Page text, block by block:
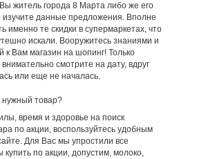
житель города 8 Марта либо же его
изучите данные предложения. Вполне
именно те скидки в супермаркетах, что
искали. Вооружитесь знаниями и
к Вам магазин на шопинг! Только
смотрите на дату, вдруг
или еще не началась.
нужный товар?
время и здоровье на поиск
по акции, воспользуйтесь удобным
Для Вас мы упростили все
по акции, допустим, молоко,